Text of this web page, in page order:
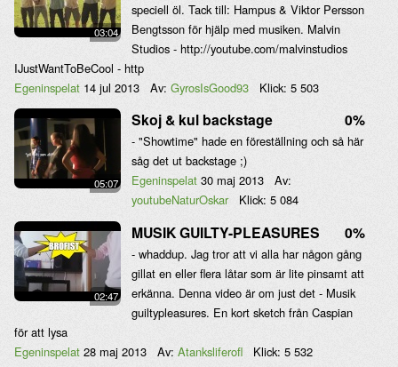
03:04
speciell öl. Tack till: Hampus & Viktor Persson
Bengtsson för hjälp med musiken. Malvin
Studios - http://youtube.com/malvinstudios
IJustWantToBeCool - http
Egeninspelat 14 jul 2013 Av: GyrosIsGood93 Klick: 5 503
05:07
Skoj & kul backstage 0%
- "Showtime" hade en föreställning och så här
såg det ut backstage ;)
Egeninspelat 30 maj 2013
Av:
youtubeNaturOskar
Klick: 5 084
02:47
MUSIK GUILTY-PLEASURES 0%
- whaddup. Jag tror att vi alla har någon gång
gillat en eller flera låtar som är lite pinsamt att
erkänna. Denna video är om just det - Musik
guiltypleasures. En kort sketch från Caspian
för att lysa
Egeninspelat 28 maj 2013 Av: Atanksliferofl Klick: 5 532